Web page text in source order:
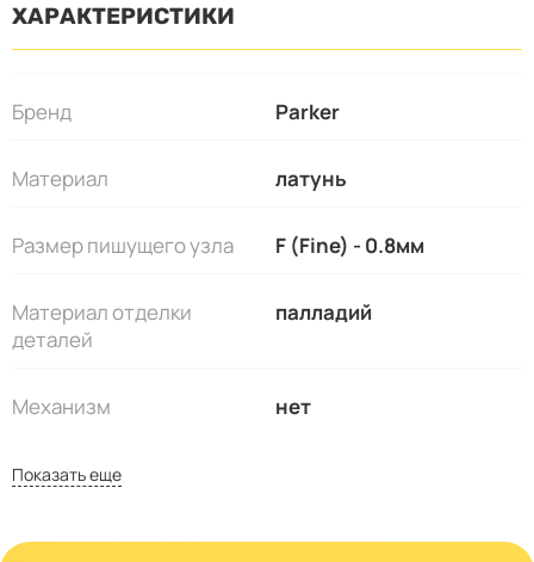
ХАРАКТЕРИСТИКИ
Бренд Parker
Материал латунь
Размер пишущего узла F (Fine) - 0.8мм
Материал отделки
деталей
палладий
Механизм нет
Показать еще